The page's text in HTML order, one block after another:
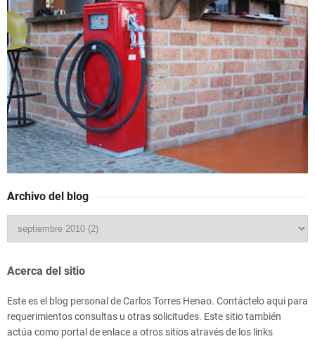
Archivo del blog
Acerca del sitio
Este es el blog personal de Carlos Torres Henao. Contáctelo aqui para
requerimientos consultas u otras solicitudes. Este sitio también
actúa como portal de enlace a otros sitios através de los links